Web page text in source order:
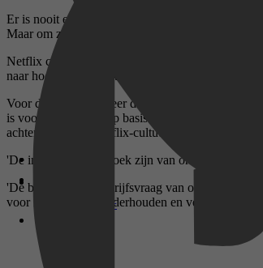
Disney+
Er is nooit eerder een bedrijf geweest als Netflix.
Maar om zulke hoogtes te bereiken moest
Netflix creëerde nieuwe bedrijfswaarden,
naar hoe hard je werkt, maar naar wat je
Voor de allereerste keer doet Reed Hastings nu
is voor het succes. Op basis van honderden
achter de unieke Netflix-cultuur.
'De inzichten in dit boek zijn van onschatbare
'De belangrijkste bedrijfsvraag van onze tijd is
voor het bouwen, onderhouden en versterken